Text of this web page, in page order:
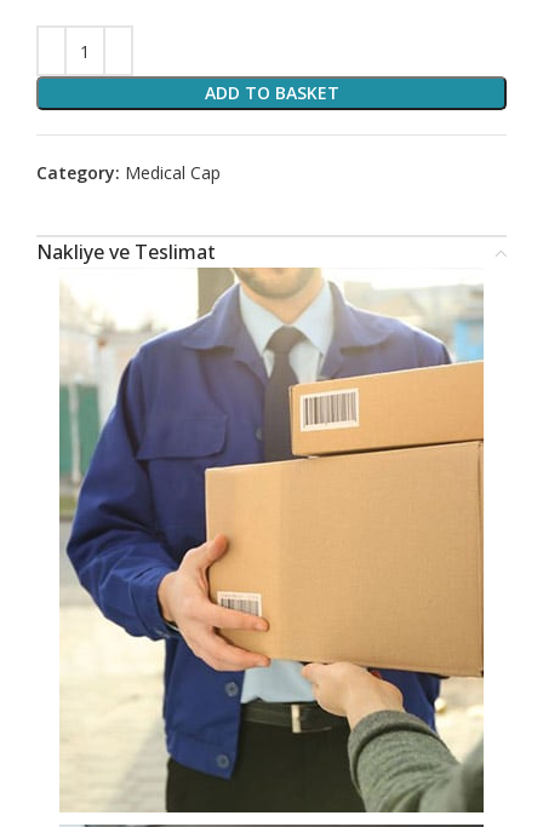
ADD TO BASKET
Category: Medical Cap
Nakliye ve Teslimat